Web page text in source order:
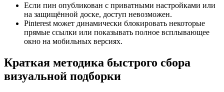
Если пин опубликован с приватными настройками или
на защищённой доске, доступ невозможен.
Pinterest может динамически блокировать некоторые
прямые ссылки или показывать полное всплывающее
окно на мобильных версиях.
Краткая методика быстрого сбора
визуальной подборки